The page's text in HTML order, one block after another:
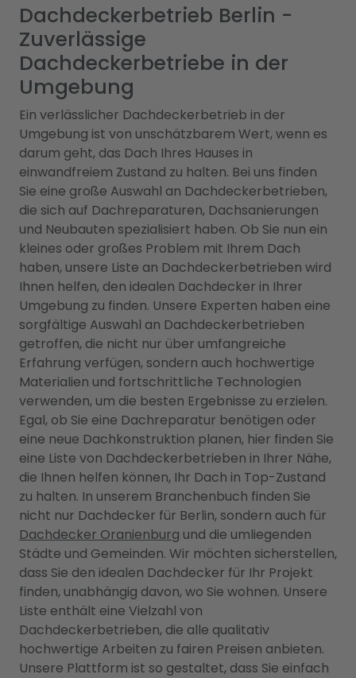
Dachdeckerbetrieb Berlin -
Zuverlässige
Dachdeckerbetriebe in der
Umgebung
Ein verlässlicher Dachdeckerbetrieb in der
Umgebung ist von unschätzbarem Wert, wenn es
darum geht, das Dach Ihres Hauses in
einwandfreiem Zustand zu halten. Bei uns finden
Sie eine große Auswahl an Dachdeckerbetrieben,
die sich auf Dachreparaturen, Dachsanierungen
und Neubauten spezialisiert haben. Ob Sie nun ein
kleines oder großes Problem mit Ihrem Dach
haben, unsere Liste an Dachdeckerbetrieben wird
Ihnen helfen, den idealen Dachdecker in Ihrer
Umgebung zu finden. Unsere Experten haben eine
sorgfältige Auswahl an Dachdeckerbetrieben
getroffen, die nicht nur über umfangreiche
Erfahrung verfügen, sondern auch hochwertige
Materialien und fortschrittliche Technologien
verwenden, um die besten Ergebnisse zu erzielen.
Egal, ob Sie eine Dachreparatur benötigen oder
eine neue Dachkonstruktion planen, hier finden Sie
eine Liste von Dachdeckerbetrieben in Ihrer Nähe,
die Ihnen helfen können, Ihr Dach in Top-Zustand
zu halten. In unserem Branchenbuch finden Sie
nicht nur Dachdecker für Berlin, sondern auch für
Dachdecker Oranienburg und die umliegenden
Städte und Gemeinden. Wir möchten sicherstellen,
dass Sie den idealen Dachdecker für Ihr Projekt
finden, unabhängig davon, wo Sie wohnen. Unsere
Liste enthält eine Vielzahl von
Dachdeckerbetrieben, die alle qualitativ
hochwertige Arbeiten zu fairen Preisen anbieten.
Unsere Plattform ist so gestaltet, dass Sie einfach